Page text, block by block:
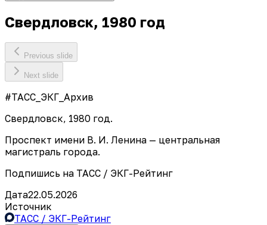
Свердловск, 1980 год
Previous slide
Next slide
#ТАСС_ЭКГ_Архив
Свердловск, 1980 год.
Проспект имени В. И. Ленина — центральная
магистраль города.
Подпишись на ТАСС / ЭКГ-Рейтинг
Дата22.05.2026
Источник
ТАСС / ЭКГ-Рейтинг